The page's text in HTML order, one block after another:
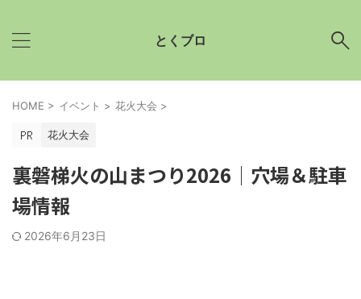
とくブロ
HOME > イベント > 花火大会 >
花火大会
裏磐梯火の山まつり2026│穴場＆駐車
場情報
2026年6月23日